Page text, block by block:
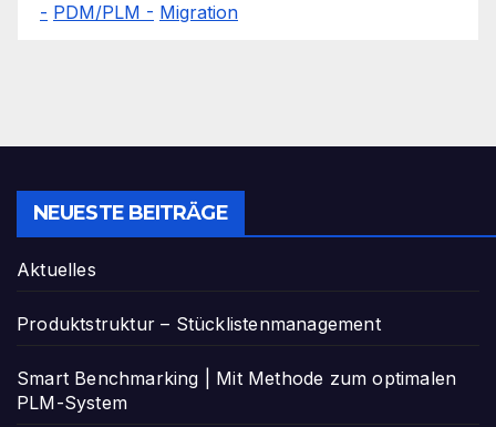
- PDM/PLM - Migration
NEUESTE BEITRÄGE
Aktuelles
Produktstruktur – Stücklistenmanagement
Smart Benchmarking | Mit Methode zum optimalen
PLM-System